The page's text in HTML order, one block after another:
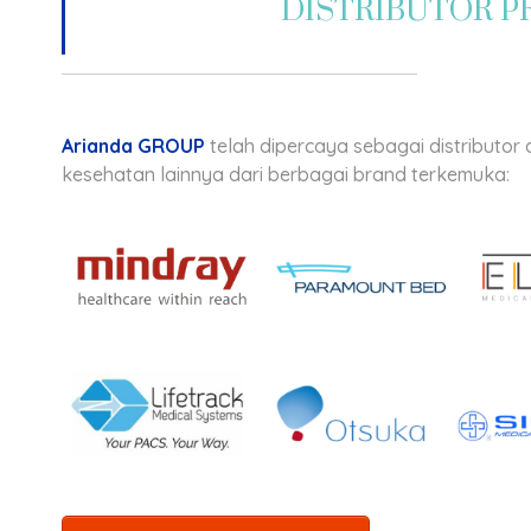
DISTRIBUTOR
Arianda GROUP telah dipercaya sebagai distributor
kesehatan lainnya dari berbagai brand terkemuka: